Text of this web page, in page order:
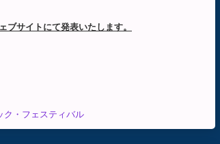
ブサイトにて発表いたします。
ク・フェスティバル